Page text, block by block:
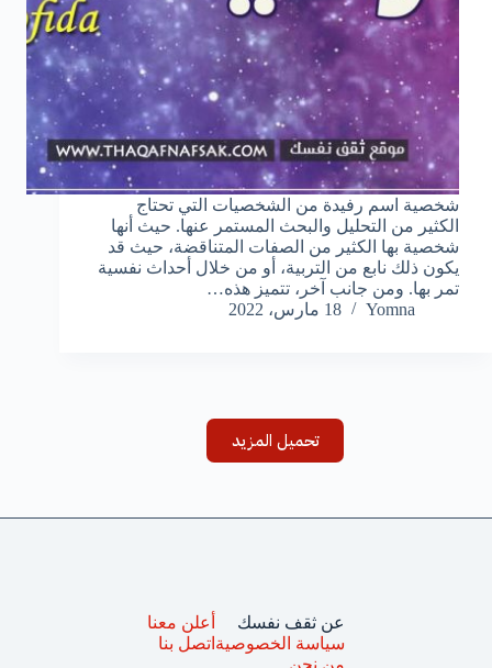
شخصية اسم رفيدة من الشخصيات التي تحتاج
الكثير من التحليل والبحث المستمر عنها. حيث أنها
شخصية بها الكثير من الصفات المتناقضة، حيث قد
يكون ذلك نابع من التربية، أو من خلال أحداث نفسية
تمر بها. ومن جانب آخر، تتميز هذه…
Yomna
18 مارس، 2022
تحميل المزيد
عن ثقف نفسك
سياسة الخصوصية
أعلن معنا
اتصل بنا